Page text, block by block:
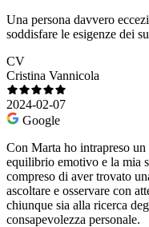
Una persona davvero
soddisfare le esigenze dei
CV
Cristina Vannicola
2024-02-07
Google
Con Marta ho intrapreso
equilibrio emotivo e la mia
compreso di aver trovato
ascoltare e osservare con
chiunque sia alla ricerca
consapevolezza personale.